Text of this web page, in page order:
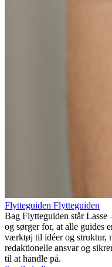
Flytteguiden Flytteguiden
Bag Flytteguiden står Lasse
og sørger for, at alle guides
værktøj til idéer og struktur,
redaktionelle ansvar og
til at handle på.